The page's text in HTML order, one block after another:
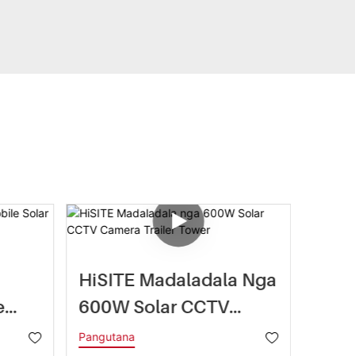
HiSITE Madaladala Nga
600W Solar CCTV
Camera Trailer Tower
Pangutana